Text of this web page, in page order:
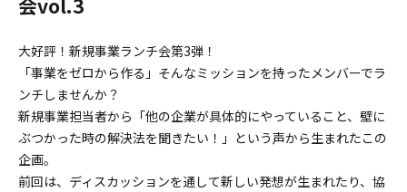
大好評！新規事業ランチ会第3弾！
「事業をゼロから作る」そんなミッションを持ったメンバーでラ
ンチしませんか？
新規事業担当者から「他の企業が具体的にやっていること、壁に
ぶつかった時の解決法を聞きたい！」という声から生まれたこの
企画。
前回は、ディスカッションを通して新しい発想が生まれたり、協